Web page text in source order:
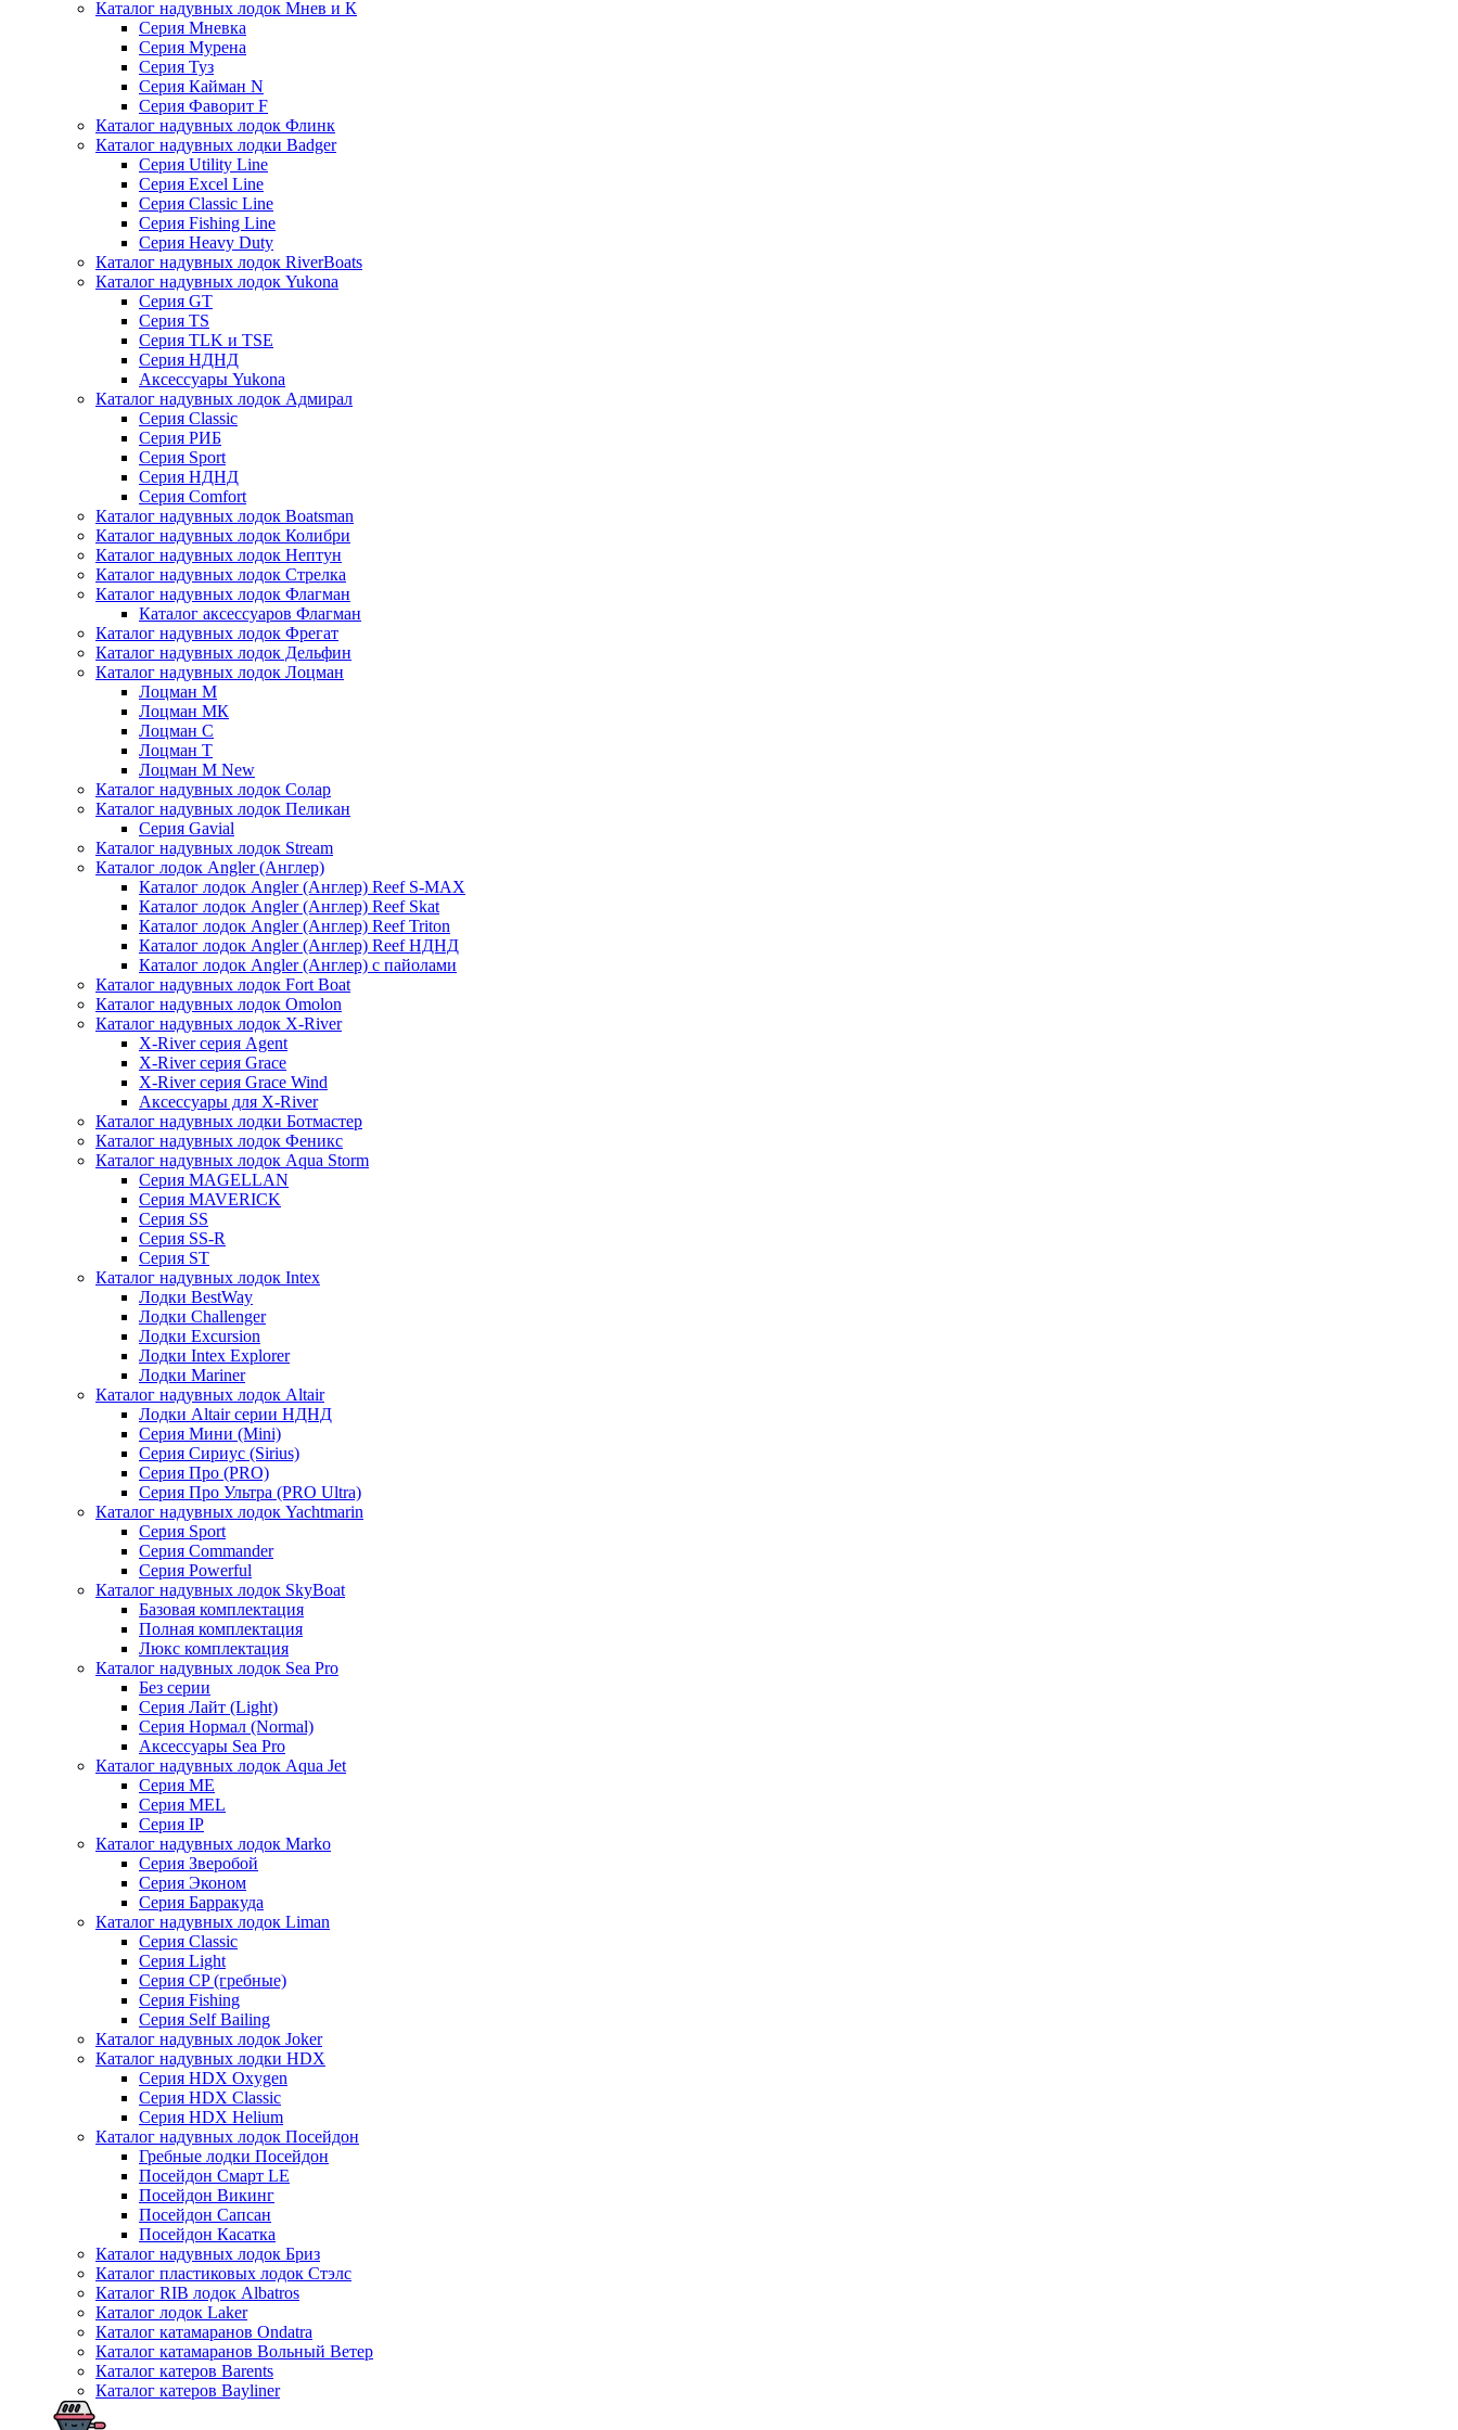
Каталог надувных лодок Мнев и К
Серия Мневка
Серия Мурена
Серия Туз
Серия Кайман N
Серия Фаворит F
Каталог надувных лодок Флинк
Каталог надувных лодки Badger
Серия Utility Line
Серия Excel Line
Серия Classic Line
Серия Fishing Line
Серия Heavy Duty
Каталог надувных лодок RiverBoats
Каталог надувных лодок Yukona
Серия GT
Серия TS
Серия TLK и TSE
Серия НДНД
Аксессуары Yukona
Каталог надувных лодок Адмирал
Серия Classic
Серия РИБ
Серия Sport
Серия НДНД
Серия Comfort
Каталог надувных лодок Boatsman
Каталог надувных лодок Колибри
Каталог надувных лодок Нептун
Каталог надувных лодок Стрелка
Каталог надувных лодок Флагман
Каталог аксессуаров Флагман
Каталог надувных лодок Фрегат
Каталог надувных лодок Дельфин
Каталог надувных лодок Лоцман
Лоцман М
Лоцман МК
Лоцман С
Лоцман Т
Лоцман М New
Каталог надувных лодок Солар
Каталог надувных лодок Пеликан
Серия Gavial
Каталог надувных лодок Stream
Каталог лодок Angler (Англер)
Каталог лодок Angler (Англер) Reef S-MAX
Каталог лодок Angler (Англер) Reef Skat
Каталог лодок Angler (Англер) Reef Triton
Каталог лодок Angler (Англер) Reef НДНД
Каталог лодок Angler (Англер) с пайолами
Каталог надувных лодок Fort Boat
Каталог надувных лодок Omolon
Каталог надувных лодок X-River
X-River серия Agent
X-River серия Grace
X-River серия Grace Wind
Аксессуары для X-River
Каталог надувных лодки Ботмастер
Каталог надувных лодок Феникc
Каталог надувных лодок Aqua Storm
Серия MAGELLAN
Серия MAVERICK
Серия SS
Серия SS-R
Серия ST
Каталог надувных лодок Intex
Лодки BestWay
Лодки Challenger
Лодки Excursion
Лодки Intex Explorer
Лодки Mariner
Каталог надувных лодок Altair
Лодки Altair серии НДНД
Серия Мини (Mini)
Серия Сириус (Sirius)
Серия Про (PRO)
Серия Про Ультра (PRO Ultra)
Каталог надувных лодок Yachtmarin
Серия Sport
Серия Commander
Серия Powerful
Каталог надувных лодок SkyBoat
Базовая комплектация
Полная комплектация
Люкс комплектация
Каталог надувных лодок Sea Pro
Без серии
Серия Лайт (Light)
Серия Нормал (Normal)
Аксессуары Sea Pro
Каталог надувных лодок Aqua Jet
Серия ME
Серия MEL
Серия IP
Каталог надувных лодок Marko
Серия Зверобой
Серия Эконом
Серия Барракуда
Каталог надувных лодок Liman
Серия Classic
Серия Light
Серия CP (гребные)
Серия Fishing
Серия Self Bailing
Каталог надувных лодок Joker
Каталог надувных лодки HDX
Серия HDX Oxygen
Серия HDX Classic
Серия HDX Helium
Каталог надувных лодок Посейдон
Гребные лодки Посейдон
Посейдон Смарт LE
Посейдон Викинг
Посейдон Сапсан
Посейдон Касатка
Каталог надувных лодок Бриз
Каталог пластиковых лодок Стэлс
Каталог RIB лодок Albatros
Каталог лодок Laker
Каталог катамаранов Ondatra
Каталог катамаранов Вольный Ветер
Каталог катеров Barents
Каталог катеров Bayliner